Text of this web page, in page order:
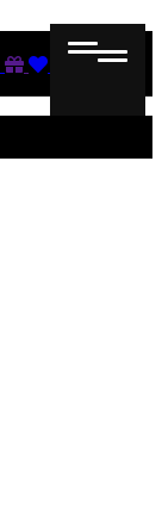
Gutscheine
Wunschliste
Warenkorb